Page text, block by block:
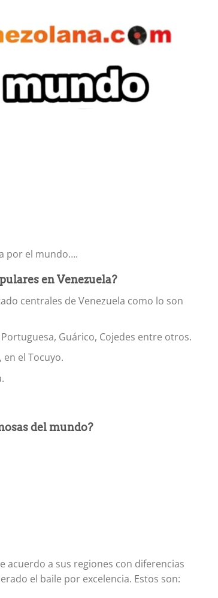
por el mundo….
en Venezuela?
centrales de Venezuela como lo son
Guárico, Cojedes entre otros.
el Tocuyo.
del mundo?
acuerdo a sus regiones con diferencias
el baile por excelencia. Estos son: